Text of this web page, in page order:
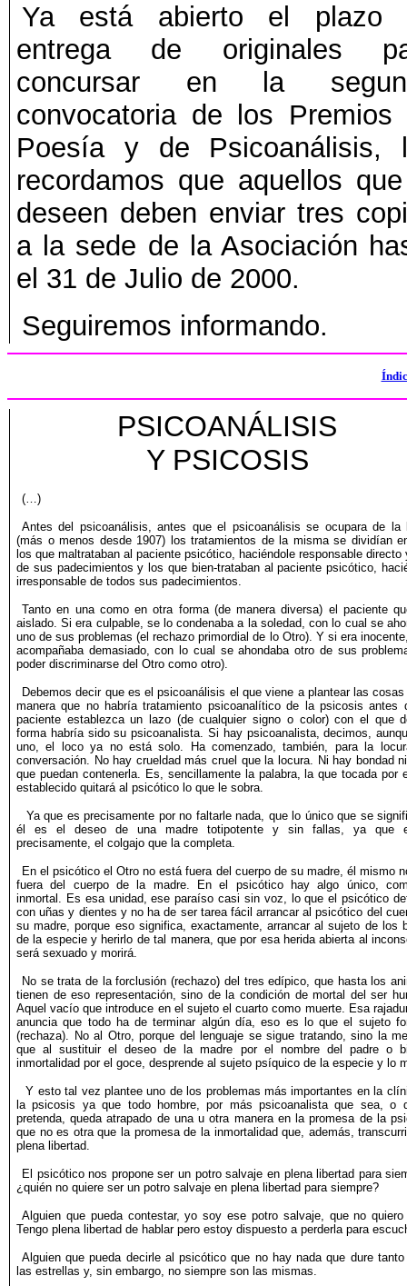
Ya está abierto el plazo
entrega de originales
concursar en la
convocatoria de los Premios
Poesía y de Psicoanálisis,
recordamos que aquellos
deseen deben enviar tres
a la sede de la Asociación
el 31 de Julio de 2000.
Seguiremos informando.
PSICOANÁLISIS
Y PSICOSIS
(…)
Antes del psicoanálisis, antes que el psicoanálisis se ocupara de la
(más o menos desde 1907) los tratamientos de la misma se dividían
los que maltrataban al paciente psicótico, haciéndole responsable directo
de sus padecimientos y los que bien-trataban al paciente psicótico,
irresponsable de todos sus padecimientos.
Tanto en una como en otra forma (de manera diversa) el paciente
aislado. Si era culpable, se lo condenaba a la soledad, con lo cual se
uno de sus problemas (el rechazo primordial de lo Otro). Y si era
acompañaba demasiado, con lo cual se ahondaba otro de sus
poder discriminarse del Otro como otro).
Debemos decir que es el psicoanálisis el que viene a plantear las
manera que no habría tratamiento psicoanalítico de la psicosis antes
paciente establezca un lazo (de cualquier signo o color) con el que
forma habría sido su psicoanalista. Si hay psicoanalista, decimos,
uno, el loco ya no está solo. Ha comenzado, también, para la
conversación. No hay crueldad más cruel que la locura. Ni hay bondad
que puedan contenerla. Es, sencillamente la palabra, la que tocada por
establecido quitará al psicótico lo que le sobra.
Ya que es precisamente por no faltarle nada, que lo único que se
él es el deseo de una madre totipotente y sin fallas, ya que
precisamente, el colgajo que la completa.
En el psicótico el Otro no está fuera del cuerpo de su madre, él mismo
fuera del cuerpo de la madre. En el psicótico hay algo único,
inmortal. Es esa unidad, ese paraíso casi sin voz, lo que el psicótico
con uñas y dientes y no ha de ser tarea fácil arrancar al psicótico del
su madre, porque eso significa, exactamente, arrancar al sujeto de los
de la especie y herirlo de tal manera, que por esa herida abierta al
será sexuado y morirá.
No se trata de la forclusión (rechazo) del tres edípico, que hasta los
tienen de eso representación, sino de la condición de mortal del ser
Aquel vacío que introduce en el sujeto el cuarto como muerte. Esa
anuncia que todo ha de terminar algún día, eso es lo que el sujeto
(rechaza). No al Otro, porque del lenguaje se sigue tratando, sino la
que al sustituir el deseo de la madre por el nombre del padre o
inmortalidad por el goce, desprende al sujeto psíquico de la especie y lo
Y esto tal vez plantee uno de los problemas más importantes en la
la psicosis ya que todo hombre, por más psicoanalista que sea, o
pretenda, queda atrapado de una u otra manera en la promesa de la
que no es otra que la promesa de la inmortalidad que, además,
plena libertad.
El psicótico nos propone ser un potro salvaje en plena libertad para
¿quién no quiere ser un potro salvaje en plena libertad para siempre?
Alguien que pueda contestar, yo soy ese potro salvaje, que no quiero
Tengo plena libertad de hablar pero estoy dispuesto a perderla para
Alguien que pueda decirle al psicótico que no hay nada que dure
las estrellas y, sin embargo, no siempre son las mismas.